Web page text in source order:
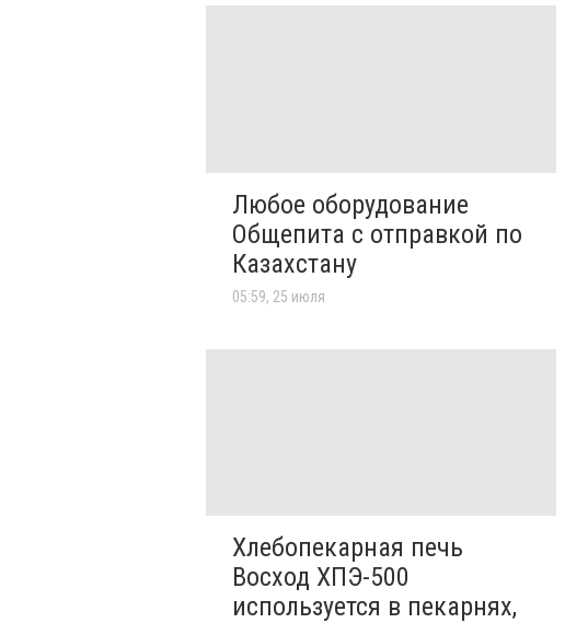
Любое оборудование
Общепита с отправкой по
Казахстану
05:59, 25 июля
Хлебопекарная печь
Восход ХПЭ-500
используется в пекарнях,